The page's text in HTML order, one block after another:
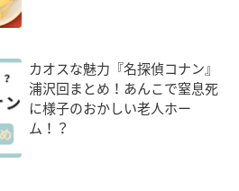
カオスな魅力『名探偵コナン』
浦沢回まとめ！あんこで窒息死
に様子のおかしい老人ホー
ム！？